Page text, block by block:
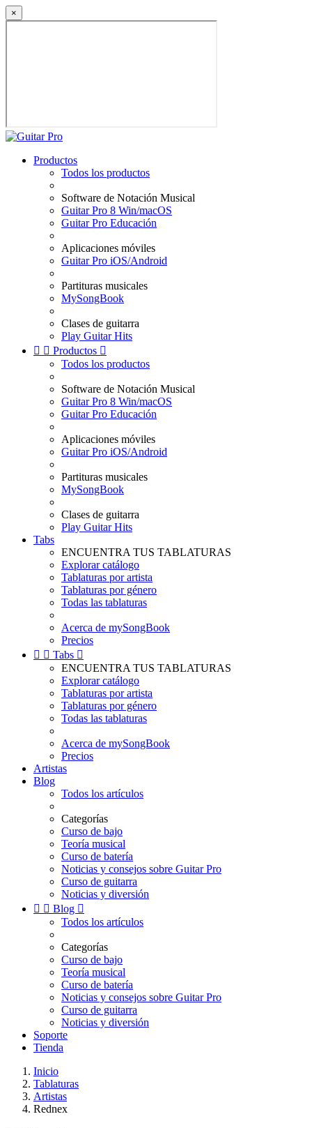
×
Productos
Todos los productos
Software de Notación Musical
Guitar Pro 8 Win/macOS
Guitar Pro Educación
Aplicaciones móviles
Guitar Pro iOS/Android
Partituras musicales
MySongBook
Clases de guitarra
Play Guitar Hits
  Productos 
Todos los productos
Software de Notación Musical
Guitar Pro 8 Win/macOS
Guitar Pro Educación
Aplicaciones móviles
Guitar Pro iOS/Android
Partituras musicales
MySongBook
Clases de guitarra
Play Guitar Hits
Tabs
ENCUENTRA TUS TABLATURAS
Explorar catálogo
Tablaturas por artista
Tablaturas por género
Todas las tablaturas
Acerca de mySongBook
Precios
  Tabs 
ENCUENTRA TUS TABLATURAS
Explorar catálogo
Tablaturas por artista
Tablaturas por género
Todas las tablaturas
Acerca de mySongBook
Precios
Artistas
Blog
Todos los artículos
Categorías
Curso de bajo
Teoría musical
Curso de batería
Noticias y consejos sobre Guitar Pro
Curso de guitarra
Noticias y diversión
  Blog 
Todos los artículos
Categorías
Curso de bajo
Teoría musical
Curso de batería
Noticias y consejos sobre Guitar Pro
Curso de guitarra
Noticias y diversión
Soporte
Tienda
Inicio
Tablaturas
Artistas
Rednex